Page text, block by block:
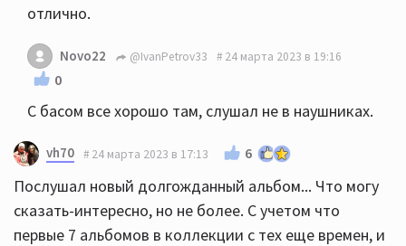
отлично.
Novo22 @IvanPetrov33 24 марта 2023 в 19:16
0
С басом все хорошо там, слушал не в наушниках.
vh70 24 марта 2023 в 17:13 6
Послушал новый долгожданный альбом... Что могу
сказать-интересно, но не более. С учетом что
первые 7 альбомов в коллекции с тех еще времен, и